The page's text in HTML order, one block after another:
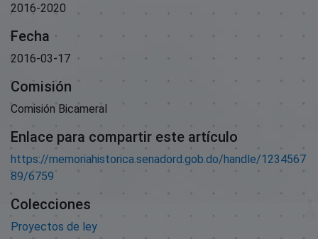
2016-2020
Fecha
2016-03-17
Comisión
Comisión Bicameral
Enlace para compartir este artículo
https://memoriahistorica.senadord.gob.do/handle/1234567
89/6759
Colecciones
Proyectos de ley